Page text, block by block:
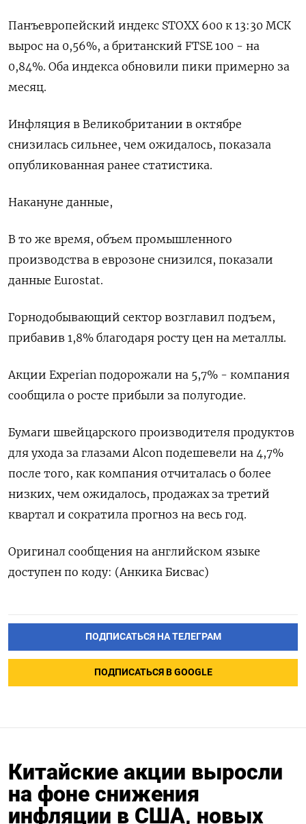
Панъевропейский индекс STOXX 600 к 13:30 МСК
вырос на 0,56%, а британский FTSE 100 - на
0,84%. Оба индекса обновили пики примерно за
месяц.
Инфляция в Великобритании в октябре
снизилась сильнее, чем ожидалось, показала
опубликованная ранее статистика.
Накануне данные,
В то же время, объем промышленного
производства в еврозоне снизился, показали
данные Eurostat.
Горнодобывающий сектор возглавил подъем,
прибавив 1,8% благодаря росту цен на металлы.
Акции Experian подорожали на 5,7% - компания
сообщила о росте прибыли за полугодие.
Бумаги швейцарского производителя продуктов
для ухода за глазами Alcon подешевели на 4,7%
после того, как компания отчиталась о более
низких, чем ожидалось, продажах за третий
квартал и сократила прогноз на весь год.
Оригинал сообщения на английском языке
доступен по коду: (Анкика Бисвас)
ПОДПИСАТЬСЯ НА ТЕЛЕГРАМ
ПОДПИСАТЬСЯ В GOOGLE
Китайские акции выросли
на фоне снижения
инфляции в США, новых